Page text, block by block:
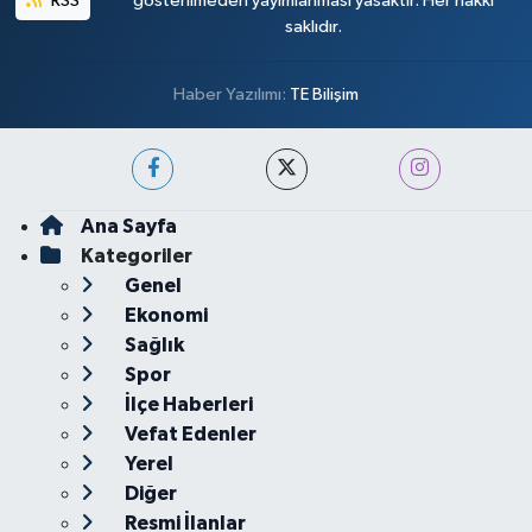
saklıdır.
Haber Yazılımı: TE Bilişim
Ana Sayfa
Kategoriler
Genel
Ekonomi
Sağlık
Spor
İlçe Haberleri
Vefat Edenler
Yerel
Diğer
Resmi İlanlar